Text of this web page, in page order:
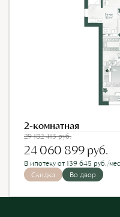
2-комнатная
29 182 413руб.
24 060 899 руб.
В ипотеку от 139 645 руб./мес.
Скидка
Во двор